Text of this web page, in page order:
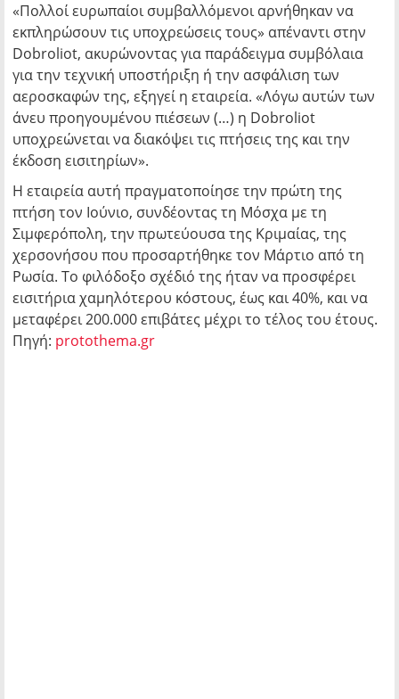
«Πολλοί ευρωπαίοι συμβαλλόμενοι αρνήθηκαν να
εκπληρώσουν τις υποχρεώσεις τους» απέναντι στην
Dobroliot, ακυρώνοντας για παράδειγμα συμβόλαια
για την τεχνική υποστήριξη ή την ασφάλιση των
αεροσκαφών της, εξηγεί η εταιρεία. «Λόγω αυτών των
άνευ προηγουμένου πιέσεων (…) η Dobroliot
υποχρεώνεται να διακόψει τις πτήσεις της και την
έκδοση εισιτηρίων».
Η εταιρεία αυτή πραγματοποίησε την πρώτη της
πτήση τον Ιούνιο, συνδέοντας τη Μόσχα με τη
Σιμφερόπολη, την πρωτεύουσα της Κριμαίας, της
χερσονήσου που προσαρτήθηκε τον Μάρτιο από τη
Ρωσία. Το φιλόδοξο σχέδιό της ήταν να προσφέρει
εισιτήρια χαμηλότερου κόστους, έως και 40%, και να
μεταφέρει 200.000 επιβάτες μέχρι το τέλος του έτους.
Πηγή: protothema.gr